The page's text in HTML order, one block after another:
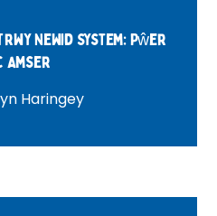
Newid System: Pŵer
Amser
Haringey